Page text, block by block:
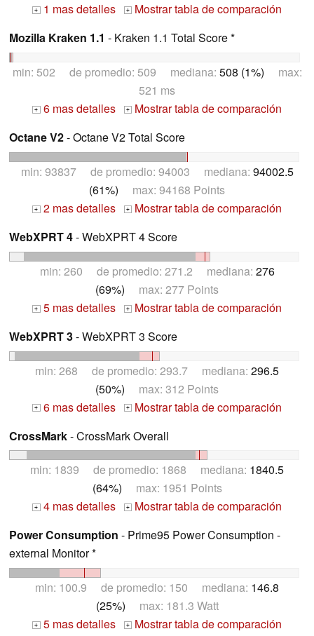
+ 1 mas detalles +
Mostrar tabla de comparación
Mozilla Kraken 1.1 - Kraken 1.1 Total Score *
min: 502 de promedio: 509 mediana: 508 (1%) max:
521 ms
+ 6 mas detalles +
Mostrar tabla de comparación
Octane V2- Octane V2 Total Score
min: 93837 de promedio: 94003 mediana: 94002.5
(61%) max: 94168 Points
+ 2 mas detalles +
Mostrar tabla de comparación
WebXPRT 4- WebXPRT 4 Score
min: 260 de promedio: 271.2 mediana: 276
(69%) max: 277 Points
+ 5 mas detalles +
Mostrar tabla de comparación
WebXPRT 3- WebXPRT 3 Score
min: 268 de promedio: 293.7 mediana: 296.5
(50%) max: 312 Points
+ 6 mas detalles +
Mostrar tabla de comparación
CrossMark- CrossMark Overall
min: 1839 de promedio: 1868 mediana: 1840.5
(64%) max: 1951 Points
+ 4 mas detalles +
Mostrar tabla de comparación
Power Consumption - Prime95 Power Consumption -
external Monitor *
min: 100.9 de promedio: 150 mediana: 146.8
(25%) max: 181.3 Watt
+ 5 mas detalles + Mostrar tabla de comparación